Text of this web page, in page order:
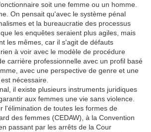
soit une femme ou un homme.
On pensait qu'avec le système pénal
et la bureaucratie des processus
les enquêtes seraient plus agiles, mais
les mêmes, car il s'agit de défauts
à voir avec le modèle de procédure
carrière professionnelle avec un profil basé
avec une perspective de genre et une
nécessaire.
il existe plusieurs instruments juridiques
aux femmes une vie sans violence.
l'élimination de toutes les formes de
des femmes (CEDAW), à la Convention
passant par les arrêts de la Cour